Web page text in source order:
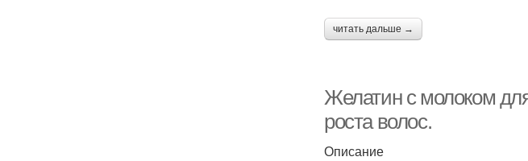
читать дальше →
Желатин с молоком
роста волос.
Описание